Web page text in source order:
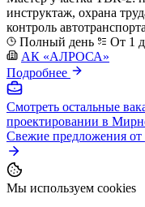
инструктаж, охрана
контроль
Полный день
От 1
АК «АЛРОСА»
Подробнее
Смотреть остальные
проектировании в
Свежие предложения от
Мы используем cookies